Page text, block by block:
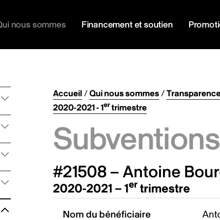
nous sommes Financement et soutien
Accueil/Qui nous sommes/
2020-2021 - 1ertrimestre
#21508 – Antoine
2020-2021 – 1er trimestre
Nom du bénéficiaire